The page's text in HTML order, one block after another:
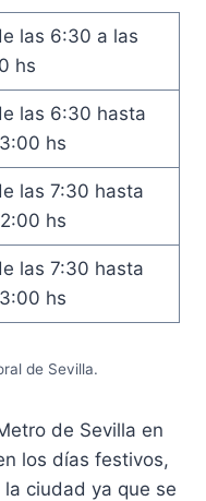
las 6:30 a las
hs
las 6:30 hasta
hs
las 7:30 hasta
hs
las 7:30 hasta
hs
de Sevilla.
de Sevilla en
los días festivos,
ciudad ya que se